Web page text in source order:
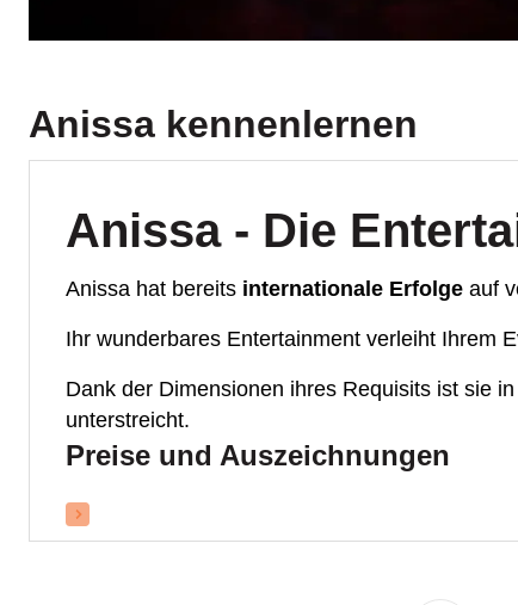
Anissa kennenlernen
Anissa - Die
Anissa hat bereits internationale Erfolge auf
Ihr wunderbares Entertainment verleiht Ihrem
Dank der Dimensionen ihres Requisits ist sie
unterstreicht.
Preise und Auszeichnungen